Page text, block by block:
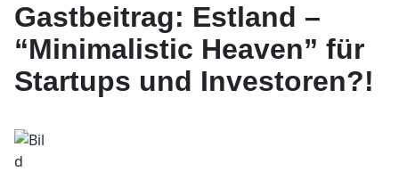
Gastbeitrag: Estland –
“Minimalistic Heaven” für
Startups und Investoren?!